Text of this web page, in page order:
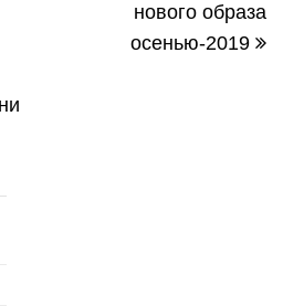
нового образа
осенью-2019